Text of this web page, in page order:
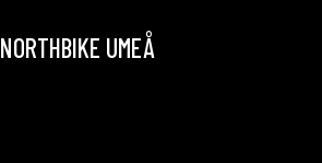
NORTHBIKE UMEÅ